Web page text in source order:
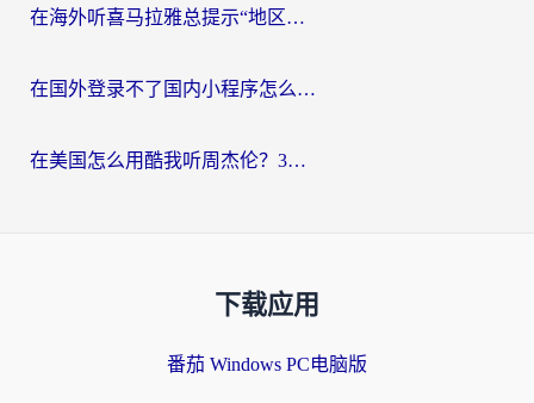
在海外听喜马拉雅总提示“地区限制”？3步轻松解除+听国内音乐全攻略
在国外登录不了国内小程序怎么办？选对回国加速器，轻松解锁国内资源
在美国怎么用酷我听周杰伦？3步搞定海外听歌难题
下载应用
番茄 Windows PC电脑版